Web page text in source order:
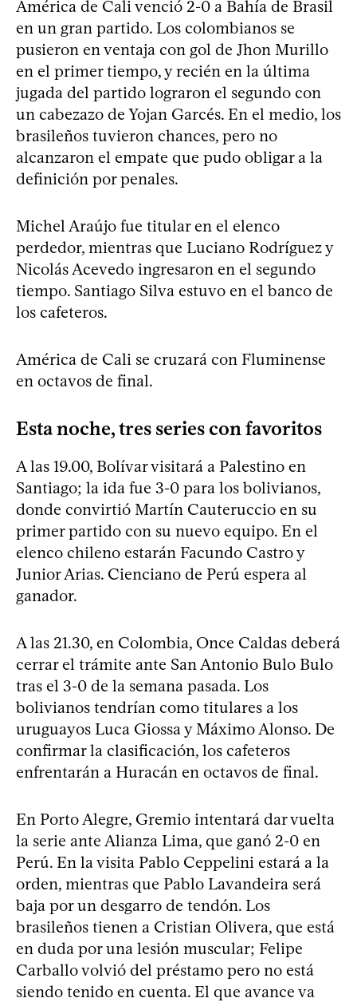
América de Cali venció 2-0 a Bahía de Brasil
en un gran partido. Los colombianos se
pusieron en ventaja con gol de Jhon Murillo
en el primer tiempo, y recién en la última
jugada del partido lograron el segundo con
un cabezazo de Yojan Garcés. En el medio, los
brasileños tuvieron chances, pero no
alcanzaron el empate que pudo obligar a la
definición por penales.
Michel Araújo fue titular en el elenco
perdedor, mientras que Luciano Rodríguez y
Nicolás Acevedo ingresaron en el segundo
tiempo. Santiago Silva estuvo en el banco de
los cafeteros.
América de Cali se cruzará con Fluminense
en octavos de final.
Esta noche, tres series con favoritos
A las 19.00, Bolívar visitará a Palestino en
Santiago; la ida fue 3-0 para los bolivianos,
donde convirtió Martín Cauteruccio en su
primer partido con su nuevo equipo. En el
elenco chileno estarán Facundo Castro y
Junior Arias. Cienciano de Perú espera al
ganador.
A las 21.30, en Colombia, Once Caldas deberá
cerrar el trámite ante San Antonio Bulo Bulo
tras el 3-0 de la semana pasada. Los
bolivianos tendrían como titulares a los
uruguayos Luca Giossa y Máximo Alonso. De
confirmar la clasificación, los cafeteros
enfrentarán a Huracán en octavos de final.
En Porto Alegre, Gremio intentará dar vuelta
la serie ante Alianza Lima, que ganó 2-0 en
Perú. En la visita Pablo Ceppelini estará a la
orden, mientras que Pablo Lavandeira será
baja por un desgarro de tendón. Los
brasileños tienen a Cristian Olivera, que está
en duda por una lesión muscular; Felipe
Carballo volvió del préstamo pero no está
siendo tenido en cuenta. El que avance va